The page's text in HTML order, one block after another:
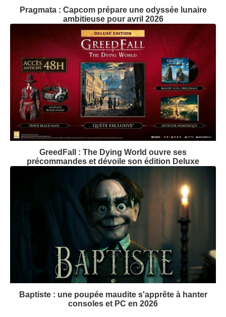
Pragmata : Capcom prépare une odyssée lunaire
ambitieuse pour avril 2026
GreedFall : The Dying World ouvre ses
précommandes et dévoile son édition Deluxe
Baptiste : une poupée maudite s'apprête à hanter
consoles et PC en 2026